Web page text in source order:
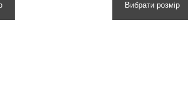
Вибрати розмір